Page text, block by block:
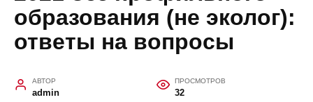
образования (не эколог):
ответы на вопросы
АВТОР
admin
ПРОСМОТРОВ
32